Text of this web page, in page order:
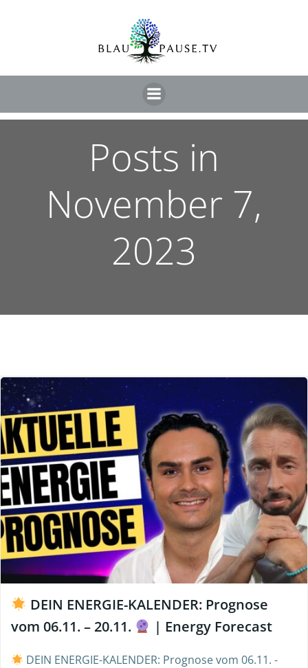
Posts in
November 7,
2023
DEIN ENERGIE-KALENDER: Prognose
vom 06.11. – 20.11.
| Energy Forecast
DEIN ENERGIE-KALENDER: Prognose vom 06.11. -